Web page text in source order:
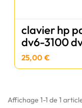
clavier hp
dv6-3100
25,00 €
Affichage 1-1 de 1